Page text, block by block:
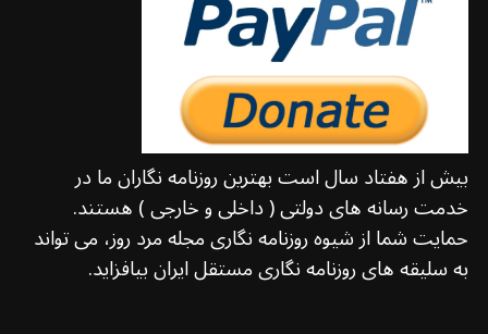
بیش از هفتاد سال است بهترین روزنامه نگاران ما در
خدمت رسانه های دولتی ( داخلی و خارجی ) هستند.
حمایت شما از شیوه روزنامه نگاری مجله مرد روز، می تواند
به سلیقه های روزنامه نگاری مستقل ایران بیافزاید.
S
e
a
r
c
h